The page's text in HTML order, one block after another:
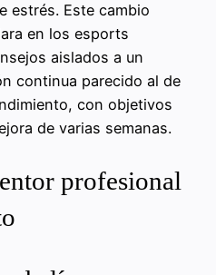
estrés. Este cambio
en los esports
aislados a un
continua parecido al de
con objetivos
de varias semanas.
profesional